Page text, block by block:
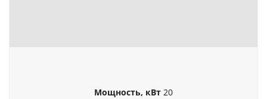
Мощность, кВт 20